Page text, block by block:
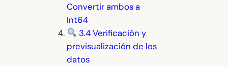
Convertir ambos a
Int64
3.4 Verificación y
previsualización de los
datos